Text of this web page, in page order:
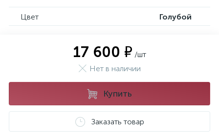
Цвет Голубой
17 600 ₽ /шт
Нет в наличии
Купить
Заказать товар